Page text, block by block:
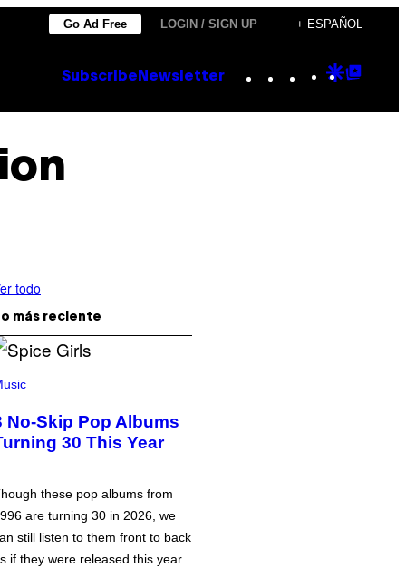
Go Ad Free LOGIN / SIGN UP + ESPAÑOL
Subscribe Newsletter Instagram
TikTok
YouTube
Google
todo
más reciente
No-Skip Pop Albums
30 This Year
these pop albums from
are turning 30 in 2026, we
still listen to them front to back
if they were released this year.